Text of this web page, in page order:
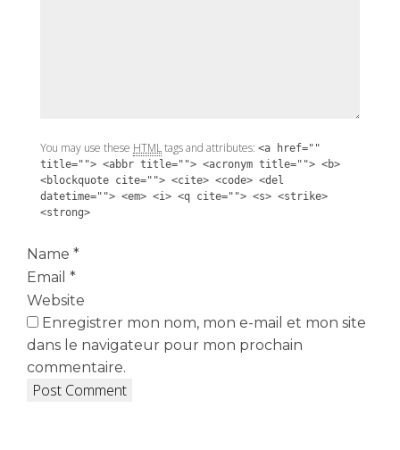
You may use these HTMLtags and attributes: <a href=""
title=""> <abbr title=""> <acronym title=""> <b>
<blockquote cite=""> <cite> <code> <del
datetime=""> <em> <i> <q cite=""> <s> <strike>
<strong>
Name *
Email *
Website
Enregistrer mon nom, mon e-mail et mon site
dans le navigateur pour mon prochain
commentaire.